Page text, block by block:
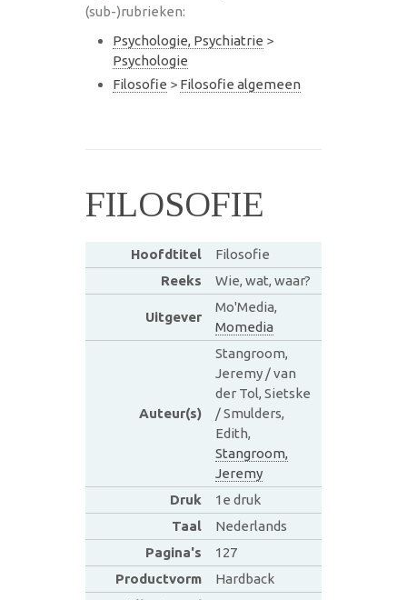
(sub-)rubrieken:
Psychologie, Psychiatrie >
Psychologie
Filosofie > Filosofie algemeen
FILOSOFIE
Hoofdtitel
Filosofie
Reeks
Wie, wat, waar?
Uitgever
Mo'Media,
Momedia
Auteur(s)
Stangroom,
Jeremy / van
der Tol, Sietske
/ Smulders,
Edith,
Stangroom,
Jeremy
Druk
1e druk
Taal
Nederlands
Pagina's
127
Productvorm
Hardback